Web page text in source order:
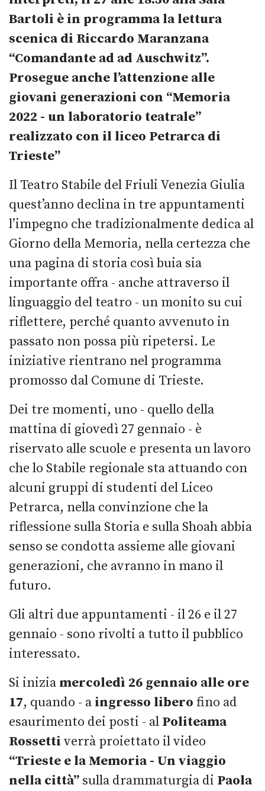
Bartoli è in programma la lettura
scenica di Riccardo Maranzana
“Comandante ad ad Auschwitz”.
Prosegue anche l’attenzione alle
giovani generazioni con “Memoria
2022 - un laboratorio teatrale”
realizzato con il liceo Petrarca di
Trieste”
Il Teatro Stabile del Friuli Venezia Giulia
quest’anno declina in tre appuntamenti
l’impegno che tradizionalmente dedica al
Giorno della Memoria, nella certezza che
una pagina di storia così buia sia
importante offra - anche attraverso il
linguaggio del teatro - un monito su cui
riflettere, perché quanto avvenuto in
passato non possa più ripetersi. Le
iniziative rientrano nel programma
promosso dal Comune di Trieste.
Dei tre momenti, uno - quello della
mattina di giovedì 27 gennaio - è
riservato alle scuole e presenta un lavoro
che lo Stabile regionale sta attuando con
alcuni gruppi di studenti del Liceo
Petrarca, nella convinzione che la
riflessione sulla Storia e sulla Shoah abbia
senso se condotta assieme alle giovani
generazioni, che avranno in mano il
futuro.
Gli altri due appuntamenti - il 26 e il 27
gennaio - sono rivolti a tutto il pubblico
interessato.
Si inizia mercoledì 26 gennaio alle ore
17, quando - a ingresso libero fino ad
esaurimento dei posti - al Politeama
Rossetti verrà proiettato il video
“Trieste e la Memoria - Un viaggio
nella città” sulla drammaturgia di Paola